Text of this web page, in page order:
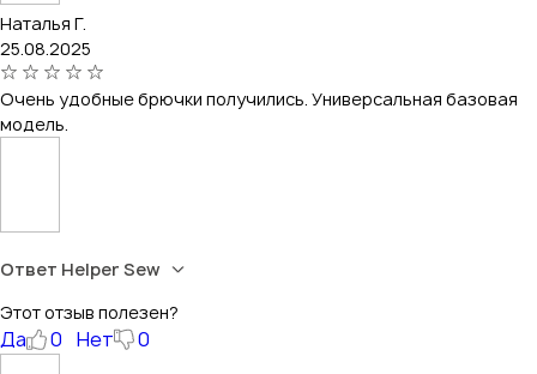
Наталья Г.
25.08.2025
Очень удобные брючки получились. Универсальная базовая
модель.
Ответ Helper Sew
Этот отзыв полезен?
Да 0 Нет 0